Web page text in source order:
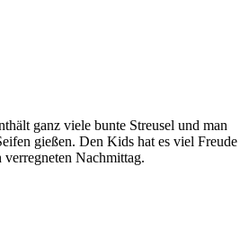
ganz viele bunte Streusel und man
gießen. Den Kids hat es viel Freude
Nachmittag.